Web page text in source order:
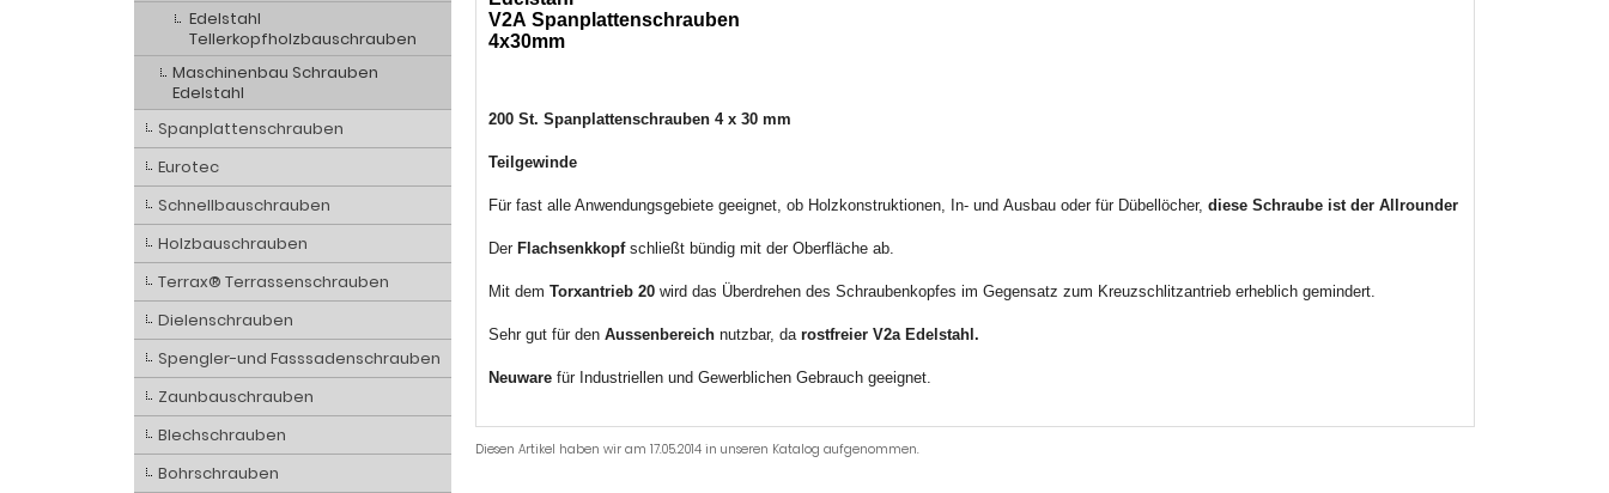
V2A Spanplattenschrauben
4x30mm
200 St. Spanplattenschrauben 4 x 30 mm
Teilgewinde
Für fast alle Anwendungsgebiete geeignet, ob Holzkonstruktionen, In- und Ausbau oder für Dübellöcher, diese Schraube ist der Allrounder
Der Flachsenkkopfschließt bündig mit der Oberfläche ab.
Mit dem Torxantrieb 20 wird das Überdrehen des Schraubenkopfes im Gegensatz zum Kreuzschlitzantrieb erheblich gemindert.
Sehr gut für den Aussenbereich nutzbar, darostfreier V2a Edelstahl.
Neuware für Industriellen und Gewerblichen Gebrauch geeignet.
Diesen Artikel haben wir am 17.05.2014 in unseren Katalog aufgenommen.
Edelstahl
Tellerkopfholzbauschrauben
Maschinenbau Schrauben
Edelstahl
Spanplattenschrauben
Eurotec
Schnellbauschrauben
Holzbauschrauben
Terrax® Terrassenschrauben
Dielenschrauben
Spengler-und Fasssadenschrauben
Zaunbauschrauben
Blechschrauben
Bohrschrauben